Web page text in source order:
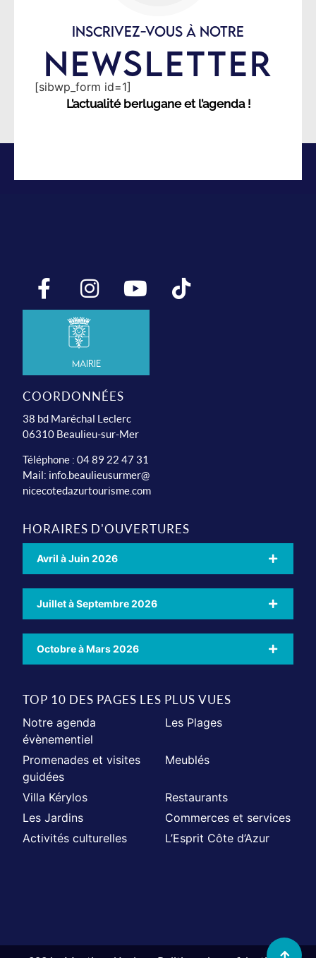
INSCRIVEZ-VOUS À NOTRE
NEWSLETTER
[sibwp_form id=1]
L’actualité berlugane et l’agenda !
Mairie
COORDONNÉES
38 bd Maréchal Leclerc
06310 Beaulieu-sur-Mer
Téléphone : 04 89 22 47 31
Mail: info.beaulieusurmer@
nicecotedazurtourisme.com
HORAIRES D'OUVERTURES
Avril à Juin 2026
Juillet à Septembre 2026
Octobre à Mars 2026
TOP 10 DES PAGES LES PLUS VUES
Notre agenda
évènementiel
Les Plages
Promenades et visites
guidées
Meublés
Villa Kérylos
Restaurants
Les Jardins
Commerces et services
Activités culturelles
L’Esprit Côte d’Azur